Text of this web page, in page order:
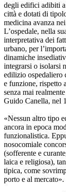
degli edifici adibiti
città e dotati di
medicina avanza
L’ospedale, nella
interpretativa dei
urbano, per
dinamiche
integrarsi o isolarsi
edilizio ospedaliero
e funzione, rispetto
senza mai
Guido Canella, nel
«Nessun altro tipo
ancora in epoca
funzionalistica.
nosocomiale
(sofferente e
laica e religiosa),
tipica, come
porto e al mercato».